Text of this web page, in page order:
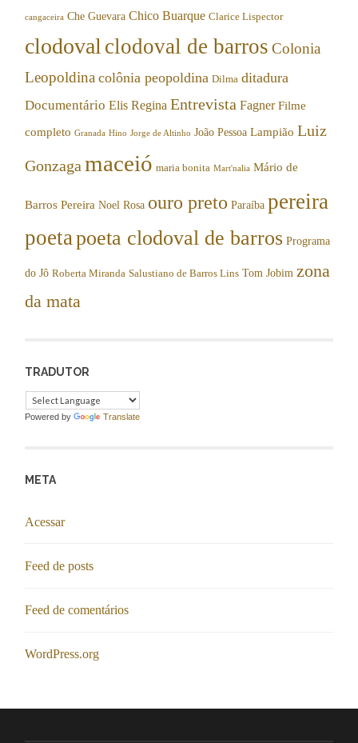
cangaceira Che Guevara Chico Buarque Clarice Lispector
clodoval clodoval de barros Colonia
Leopoldina colônia peopoldina Dilma ditadura
Documentário Elis Regina Entrevista Fagner Filme
completo Granada Hino Jorge de Altinho João Pessoa Lampião Luiz
Gonzaga maceió maria bonita Mart'nalia Mário de
Barros Pereira Noel Rosa ouro preto Paraíba pereira
poetapoeta clodoval de barros Programa
do Jô Roberta Miranda Salustiano de Barros Lins Tom Jobim zona
da mata
TRADUTOR
Powered by Translate
META
Acessar
Feed de posts
Feed de comentários
WordPress.org